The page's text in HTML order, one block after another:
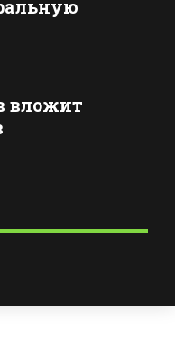
вложит